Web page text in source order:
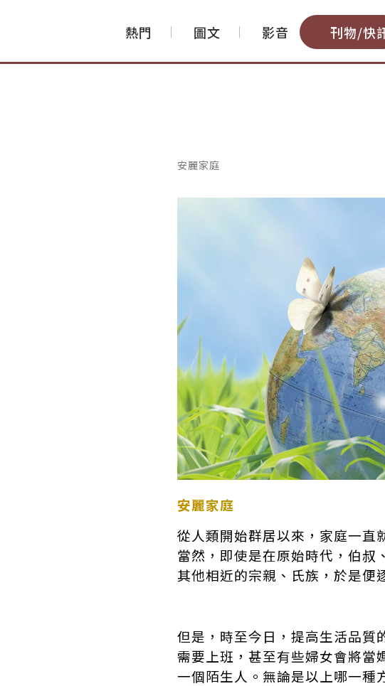
熱門 圖文 影音 刊物/快
安麗家庭
安麗家庭
從人類開始群居以來，家庭一直
當然，即使是在原始時代，伯叔
其他相近的宗親、氏族，於是便
但是，時至今日，提高生活品質
需要上班，甚至有些婦女會將當
一個陌生人。無論是以上哪一種